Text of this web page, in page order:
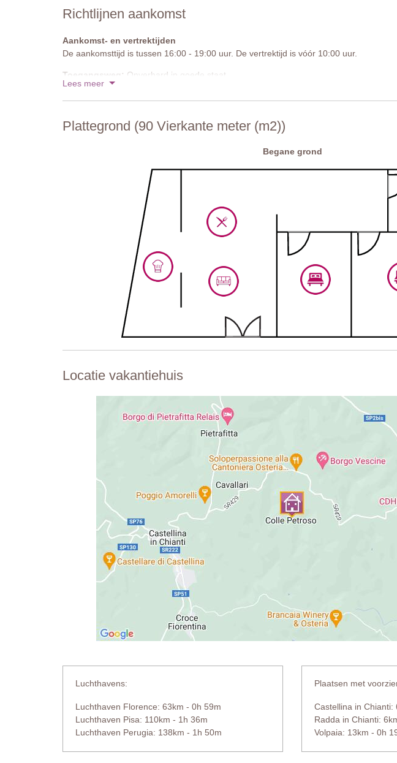
Richtlijnen aankomst
Aankomst- en vertrektijden
De aankomsttijd is tussen 16:00 - 19:00 uur. De vertrektijd is vóór 10:00 uur.
Toegangsweg: Onverhard in goede staat
Lees meer
Plattegrond (90 Vierkante meter (m2))
Begane grond
Locatie vakantiehuis
Luchthavens:
Luchthaven Florence: 63km - 0h 59m
Luchthaven Pisa: 110km - 1h 36m
Luchthaven Perugia: 138km - 1h 50m
Plaatsen met
Castellina in Chianti:
Radda in Chianti:
Volpaia: 13km - 0h